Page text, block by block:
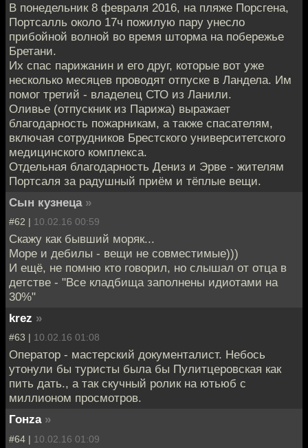
В понедельник 8 февраля 2016, на пляже Порсгена,
Портсалль около 17ч пожилую пару унесло
прибойной волной во время шторма на побережье
Бретани.
Их спас парижанин и его друг, которые вот уже
несколько месяцев проводят отпуске в Ландела. Им
помог третий - владелец СТО из Ланили.
Оливье (отпускник из Парижа) выражает
благодарность пожарникам, а также спасателям,
включая сотрудников Брестского университетского
медицинского комплекса.
Отдельная благодарность Дениз и Эрве - жителям
Портсаля за радушный приём и тёплые вещи.
Сын кузнеца »
#62 | 10.02.16 00:59
Скажу как бывший моряк...
Море и дебилы - вещи не совместимые)))
И ещё, не помню кто говорил, но слышал от отца в
детстве - "Все кладбища заполнены идиотами на
30%"
krez »
#63 | 10.02.16 01:08
Оператор - мастерский документалист. Небось
утонули бы туристы была бы Пулитцеровская как
пить дать., а так скучный ролик на ютьюб с
миллионом просмотров.
Гонzа »
#64 | 10.02.16 01:09